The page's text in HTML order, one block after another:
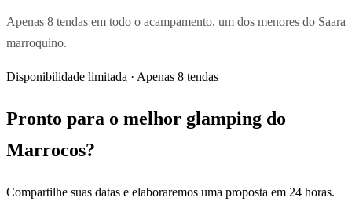
Apenas 8 tendas em todo o acampamento, um dos menores do Saara
marroquino.
Disponibilidade limitada · Apenas 8 tendas
Pronto para o melhor glamping do
Marrocos?
Compartilhe suas datas e elaboraremos uma proposta em 24 horas.